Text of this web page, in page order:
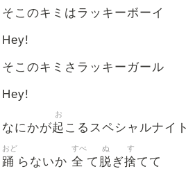
そこのキミはラッキーボーイ
Hey!
そこのキミさラッキーガール
Hey!
なにかが起
お
こるスペシャルナイ
踊
おど
らないか 全
すべ
て 脱
ぬ
ぎ捨
す
てて